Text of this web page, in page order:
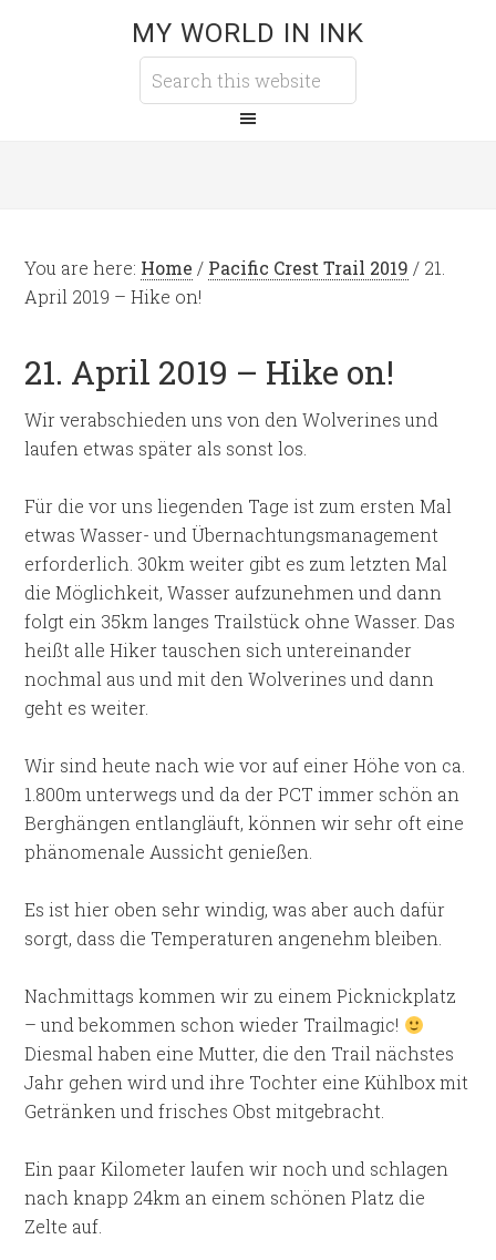
MY WORLD IN INK
You are here: Home / Pacific Crest Trail 2019 / 21.
April 2019 – Hike on!
21. April 2019 – Hike on!
Wir verabschieden uns von den Wolverines und
laufen etwas später als sonst los.
Für die vor uns liegenden Tage ist zum ersten Mal
etwas Wasser- und Übernachtungsmanagement
erforderlich. 30km weiter gibt es zum letzten Mal
die Möglichkeit, Wasser aufzunehmen und dann
folgt ein 35km langes Trailstück ohne Wasser. Das
heißt alle Hiker tauschen sich untereinander
nochmal aus und mit den Wolverines und dann
geht es weiter.
Wir sind heute nach wie vor auf einer Höhe von ca.
1.800m unterwegs und da der PCT immer schön an
Berghängen entlangläuft, können wir sehr oft eine
phänomenale Aussicht genießen.
Es ist hier oben sehr windig, was aber auch dafür
sorgt, dass die Temperaturen angenehm bleiben.
Nachmittags kommen wir zu einem Picknickplatz
– und bekommen schon wieder Trailmagic!
Diesmal haben eine Mutter, die den Trail nächstes
Jahr gehen wird und ihre Tochter eine Kühlbox mit
Getränken und frisches Obst mitgebracht.
Ein paar Kilometer laufen wir noch und schlagen
nach knapp 24km an einem schönen Platz die
Zelte auf.